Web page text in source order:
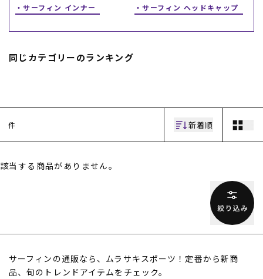
サーフTOP
特集一覧
中古/アウトレット スノ
下取り保証について
店舗一覧
ニュース
サーフィン インナー
サーフィン ヘッドキャップ
同じカテゴリーのランキング
件 新着順
該当する商品がありません。
サーフィンの通販なら、ムラサキスポーツ！定番から新商
品、旬のトレンドアイテムをチェック。